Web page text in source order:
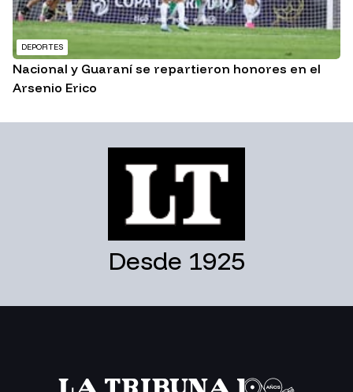
DEPORTES
Nacional y Guaraní se repartieron honores en el
Arsenio Erico
Desde 1925